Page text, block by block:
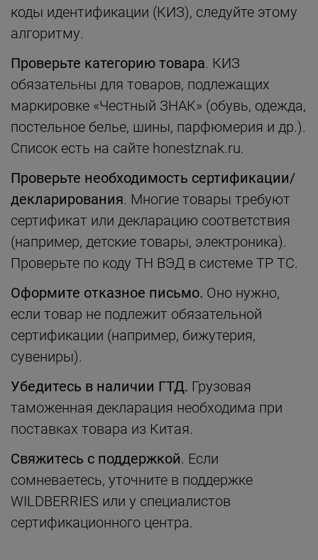
коды идентификации (КИЗ), следуйте этому
алгоритму.
Проверьте категорию товара. КИЗ
обязательны для товаров, подлежащих
маркировке «Честный ЗНАК» (обувь, одежда,
постельное белье, шины, парфюмерия и др.).
Список есть на сайте honestznak.ru.
Проверьте необходимость сертификации/
декларирования. Многие товары требуют
сертификат или декларацию соответствия
(например, детские товары, электроника).
Проверьте по коду ТН ВЭД в системе ТР ТС.
Оформите отказное письмо. Оно нужно,
если товар не подлежит обязательной
сертификации (например, бижутерия,
сувениры).
Убедитесь в наличии ГТД. Грузовая
таможенная декларация необходима при
поставках товара из Китая.
Свяжитесь с поддержкой. Если
сомневаетесь, уточните в поддержке
WILDBERRIES или у специалистов
сертификационного центра.